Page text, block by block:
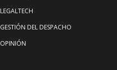
LEGALTECH
GESTIÓN DEL DESPACHO
OPINIÓN